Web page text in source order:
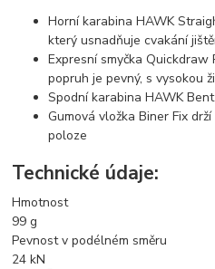
Horní karabina HAWK
který usnadňuje cvakání
Expresní smyčka
popruh je pevný, s vysokou
Spodní karabina HAWK
Gumová vložka Biner Fix
poloze
Technické údaje:
Hmotnost
99g
Pevnost v podélném směru
24kN